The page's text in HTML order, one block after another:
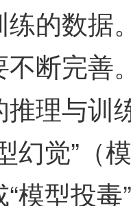
的数据
不断完善
理与训
幻觉”（
模型投